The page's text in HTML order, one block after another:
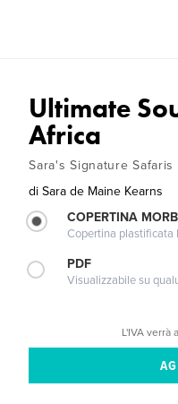
Ultimate
Africa
Sara's Signature Safaris
di Sara de Maine Kearns
COPERTINA
Copertina plastificata
PDF
Visualizzabile su
L'IVA verrà